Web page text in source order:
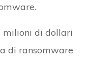
milioni di dollari
di ransomware